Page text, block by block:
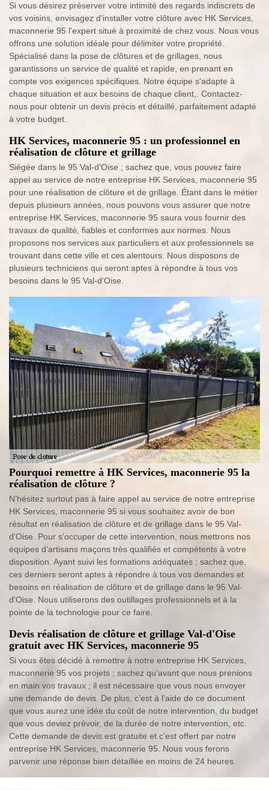
Si vous désirez préserver votre intimité des regards indiscrets de
vos voisins, envisagez d'installer votre clôture avec HK Services,
maconnerie 95 l'expert situé à proximité de chez vous. Nous vous
offrons une solution idéale pour délimiter votre propriété.
Spécialisé dans la pose de clôtures et de grillages, nous
garantissons un service de qualité et rapide, en prenant en
compte vos exigences spécifiques. Notre équipe s'adapte à
chaque situation et aux besoins de chaque client,. Contactez-
nous pour obtenir un devis précis et détaillé, parfaitement adapté
à votre budget.
HK Services, maconnerie 95 : un professionnel en
réalisation de clôture et grillage
Siégée dans le 95 Val-d'Oise ; sachez que, vous pouvez faire
appel au service de notre entreprise HK Services, maconnerie 95
pour une réalisation de clôture et de grillage. Étant dans le métier
depuis plusieurs années, nous pouvons vous assurer que notre
entreprise HK Services, maconnerie 95 saura vous fournir des
travaux de qualité, fiables et conformes aux normes. Nous
proposons nos services aux particuliers et aux professionnels se
trouvant dans cette ville et ces alentours. Nous disposons de
plusieurs techniciens qui seront aptes à répondre à tous vos
besoins dans le 95 Val-d'Oise.
Pourquoi remettre à HK Services, maconnerie 95 la
réalisation de clôture ?
N’hésitez surtout pas à faire appel au service de notre entreprise
HK Services, maconnerie 95 si vous souhaitez avoir de bon
résultat en réalisation de clôture et de grillage dans le 95 Val-
d'Oise. Pour s’occuper de cette intervention, nous mettrons nos
équipes d’artisans maçons très qualifiés et compétents à votre
disposition. Ayant suivi les formations adéquates ; sachez que,
ces derniers seront aptes à répondre à tous vos demandes et
besoins en réalisation de clôture et de grillage dans le 95 Val-
d'Oise. Nous utiliserons des outillages professionnels et à la
pointe de la technologie pour ce faire.
Devis réalisation de clôture et grillage Val-d'Oise
gratuit avec HK Services, maconnerie 95
Si vous êtes décidé à remettre à notre entreprise HK Services,
maconnerie 95 vos projets ; sachez qu’avant que nous prenions
en main vos travaux ; il est nécessaire que vous nous envoyer
une demande de devis. De plus, c’est à l’aide de ce document
que vous aurez une idée du coût de notre intervention, du budget
que vous deviez prévoir, de la durée de notre intervention, etc.
Cette demande de devis est gratuite et c’est offert par notre
entreprise HK Services, maconnerie 95. Nous vous ferons
parvenir une réponse bien détaillée en moins de 24 heures.